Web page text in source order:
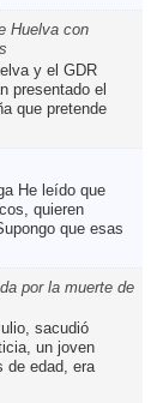
Huelva con
y el GDR
presentado el
que pretende
He leído que
quieren
que esas
por la muerte de
sacudió
un joven
de edad, era